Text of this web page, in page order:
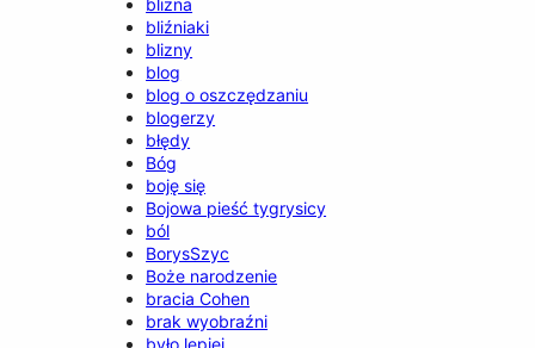
bliźniaki
blizny
blog
blog o oszczędzaniu
blogerzy
błędy
Bóg
boję się
Bojowa pieść tygrysicy
ból
BorysSzyc
Boże narodzenie
bracia Cohen
brak wyobraźni
było lepiej